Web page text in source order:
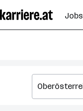
Seiteninhalt
springen
Jobs